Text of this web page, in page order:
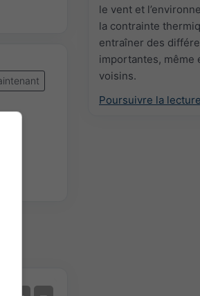
le vent et
la contrainte
entraîner des
importantes, même
voisins.
Poursuivre la lecture